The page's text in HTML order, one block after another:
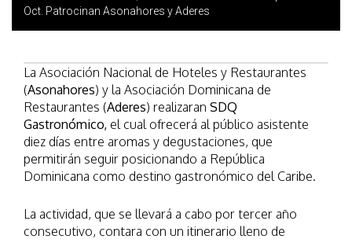
Oct. Patrocinan Asonahores y Aderes
La Asociación Nacional de Hoteles y Restaurantes
(Asonahores) y la Asociación Dominicana de
Restaurantes (Aderes) realizaran SDQ
Gastronómico, el cual ofrecerá al público asistente
diez días entre aromas y degustaciones, que
permitirán seguir posicionando a República
Dominicana como destino gastronómico del Caribe.
La actividad, que se llevará a cabo por tercer año
consecutivo, contara con un itinerario lleno de